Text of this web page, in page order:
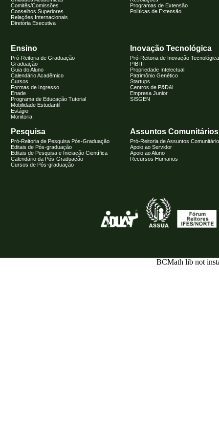
Comitês/Comissões
Conselhos Superiores
Relações Internacionais
Diretoria Executiva
Programas de Extensão
Políticas de Extensão
Ensino Inovação Tecnológica
Pró-Reitoria de Graduação
Graduação
Guia do Aluno
Calendário Acadêmico
Cursos
Formas de Ingresso
Enade
Programa de Educação Tutorial
Mobilidade Estudantil
Estágio
Monitoria
Pró-Reitoria de Inovação Tecnológica
PIBITI
Propriedade Intelectual
Patrimônio Genético
Startups
Centros de P&D&I
Empresa Junior
SISGEN
Pesquisa Assuntos Comunitários
Pró-Reitoria de Pesquisa Pós-Graduação
Editais de Pós-graduação
Editais de Pesquisa e Iniciação Científica
Calendário da Pós-Graduação
Cursos de Pós-graduação
Pró-Reitoria de Assuntos
Apoio ao Servidor
Apoio ao Aluno
Recursos Humanos
BCMath lib not